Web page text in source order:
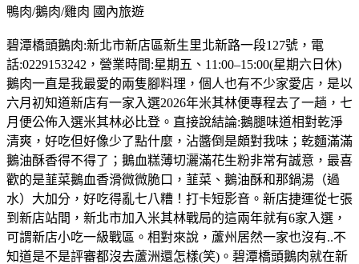
鴨肉/鵝肉/雞肉 國內旅遊
碧潭橋頭鵝肉:新北市新店區新生里北新路一段127號，電
話:0229153242，營業時間:星期五、11:00–15:00(星期六日休)
鵝肉一直是我最愛的兩隻腳料理，個人也有不少家愛店，是以
六月初知道新店有一家入選2026年米其林便專程去了一趟，七
月便公佈入選米其林必比登。直接說結論:鵝腿味道相對乾淨
清爽，好吃但好像少了點什麼，沾醬倒是頗對我味；乾麵滿滿
鵝油酥香得不得了；鵝血糕薄切灑滿花生粉非常有誠意，最喜
歡的是韮菜鵝血香滑微微脆口，韮菜、鵝油酥和那鍋湯（過
水）大加分，好吃得亂七八糟！打卡短影音。新店捷運從七張
到新店站間，新北市加入米其林戰局的這兩年就有6家入選，
可謂新店小吃一級戰區。相對來說，蘆州居然一家也沒有..不
知道是不是評審都沒去蘆洲還怎樣(笑)。碧潭橋頭鵝肉就在新